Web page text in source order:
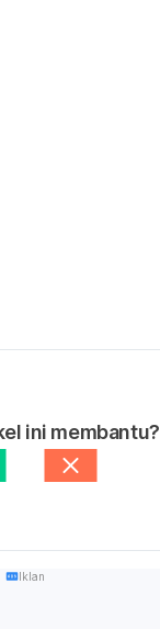
ini membantu?
Iklan